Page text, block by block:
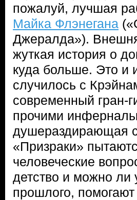
пожалуй, лучшая
Майка Флэнегана
Джералда»).
жуткая история о
куда больше. Это и
случилось с
современный гран-
прочими
душераздирающая
«Призраки»
человеческие
детство и можно ли
прошлого,